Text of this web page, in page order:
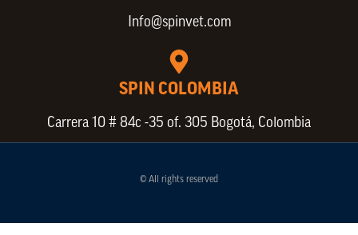
Info@spinvet.com
SPIN COLOMBIA
Carrera 10 # 84c -35 of. 305 Bogotá, Colombia
© All rights reserved